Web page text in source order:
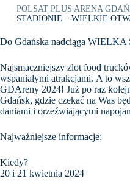
POLSAT PLUS ARENA
STADIONIE – WIELKIE
Do Gdańska nadciąga
Najsmaczniejszy zlot food
wspaniałymi atrakcjami. A to
GDAreny 2024! Już po raz
Gdańsk, gdzie czekać na Was
daniami i orzeźwiającymi
Najważniejsze informacje:
Kiedy?
20 i 21 kwietnia 2024